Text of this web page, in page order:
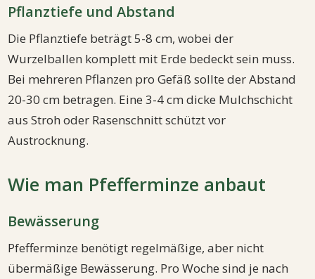
Pflanztiefe und Abstand
Die Pflanztiefe beträgt 5-8 cm, wobei der
Wurzelballen komplett mit Erde bedeckt sein muss.
Bei mehreren Pflanzen pro Gefäß sollte der Abstand
20-30 cm betragen. Eine 3-4 cm dicke Mulchschicht
aus Stroh oder Rasenschnitt schützt vor
Austrocknung.
Wie man Pfefferminze anbaut
Bewässerung
Pfefferminze benötigt regelmäßige, aber nicht
übermäßige Bewässerung. Pro Woche sind je nach